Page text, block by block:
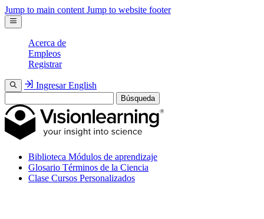
Jump to main content Jump to website footer
Acerca de
Empleos
Registrar
Ingresar English
Búsqueda
Biblioteca Módulos de aprendizaje
Glosario Términos de la Ciencia
Clase Cursos Personalizados